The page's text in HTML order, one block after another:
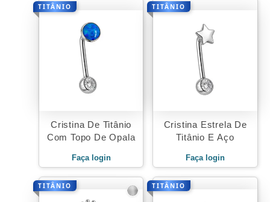
TITÂNIO
Cristina De Titânio
Com Topo De Opala
Faça login
TITÂNIO
Cristina Estrela De
Titânio E Aço
Faça login
TITÂNIO TITÂNIO